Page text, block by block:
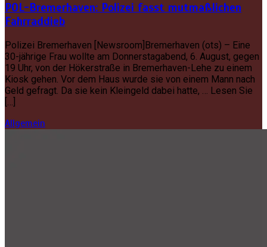
POL-Bremerhaven: Polizei fasst mutmaßlichen
Fahrraddieb
Polizei Bremerhaven [Newsroom]Bremerhaven (ots) – Eine
30-jährige Frau wollte am Donnerstagabend, 6. August, gegen
19 Uhr, von der Hökerstraße in Bremerhaven-Lehe zu einem
Kiosk gehen. Vor dem Haus wurde sie von einem Mann nach
Geld gefragt. Da sie kein Kleingeld dabei hatte, … Lesen Sie
Allgemein